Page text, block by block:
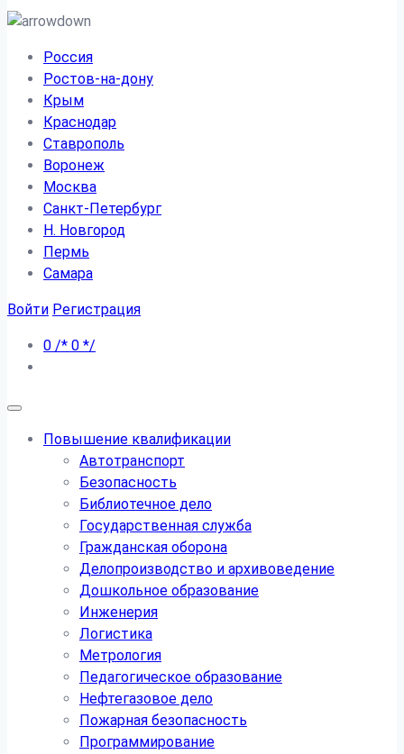
Россия
Ростов-на-дону
Крым
Краснодар
Ставрополь
Воронеж
Москва
Санкт-Петербург
Н. Новгород
Пермь
Самара
Войти Регистрация
0 /* 0 */
Повышение квалификации
Автотранспорт
Безопасность
Библиотечное дело
Государственная служба
Гражданская оборона
Делопроизводство и архивоведение
Дошкольное образование
Инженерия
Логистика
Метрология
Педагогическое образование
Нефтегазовое дело
Пожарная безопасность
Программирование